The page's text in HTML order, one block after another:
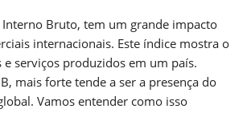
Interno Bruto, tem um grande impacto
internacionais. Este índice mostra o
serviços produzidos em um país.
mais forte tende a ser a presença do
Vamos entender como isso